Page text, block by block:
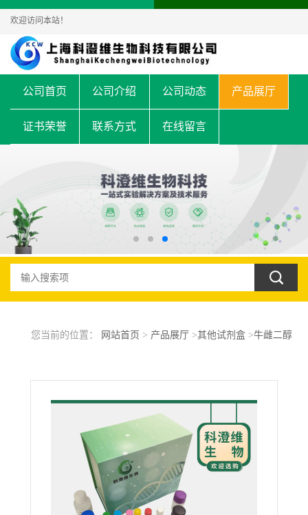
欢迎访问本站！
公司首页 公司介绍 公司动态 产品展厅
证书荣誉 联系方式 在线留言
您当前的位置： 网站首页 > 产品展厅>其他试剂盒>牛雌二醇